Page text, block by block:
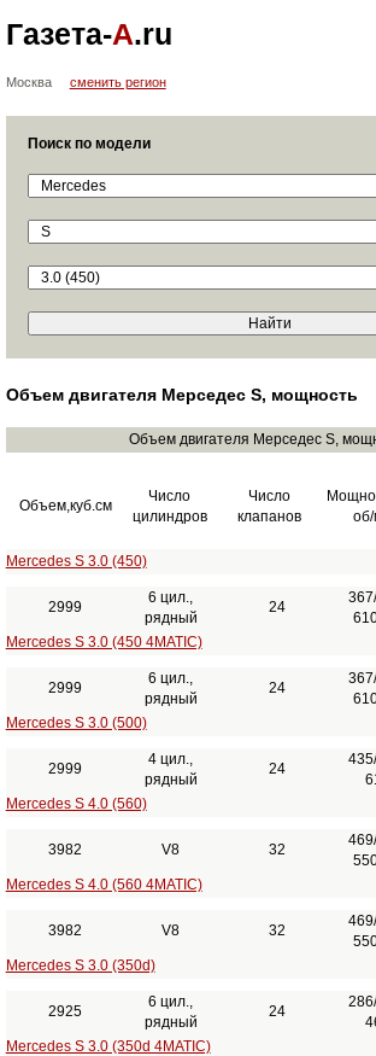
Газета-А.ru
Москва сменить регион
Поиск по модели
Объем двигателя Мерседес S, мощность
Объем двигателя Мерседес S,
Объем,куб.см
Число
цилиндров
Число
клапанов
Mercedes S 3.0 (450)
2999
6 цил.,
рядный
24
Mercedes S 3.0 (450 4MATIC)
2999
6 цил.,
рядный
24
Mercedes S 3.0 (500)
2999
4 цил.,
рядный
24
Mercedes S 4.0 (560)
3982 V8 32
Mercedes S 4.0 (560 4MATIC)
3982 V8 32
Mercedes S 3.0 (350d)
2925
6 цил.,
рядный
24
Mercedes S 3.0 (350d 4MATIC)